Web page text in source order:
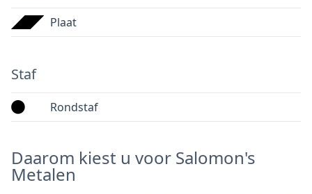
Plaat
Staf
Rondstaf
Daarom kiest u voor Salomon's
Metalen